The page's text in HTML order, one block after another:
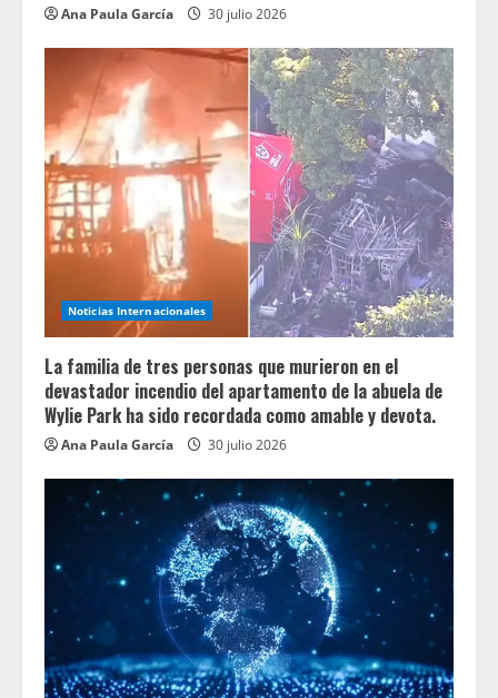
Ana Paula García 30 julio 2026
Noticias Internacionales
La familia de tres personas que murieron en el
devastador incendio del apartamento de la abuela de
Wylie Park ha sido recordada como amable y devota.
Ana Paula García 30 julio 2026